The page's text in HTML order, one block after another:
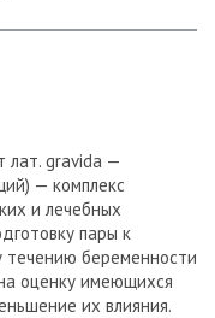
лат. gra­vida —
— комплекс
и лечебных
пары к
течению беременности
оценку имеющихся
их влияния.